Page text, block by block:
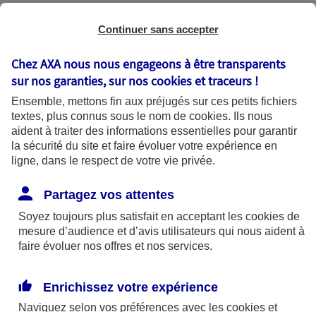
https://agence.axa.fr/distributeur/0004587904
État de conformité
Les pages web :
https://agence.axa.fr/bourgogne-
franche[1]comte/saone-et-loire/macon-
https://agence.axa.fr/distributeur/0002445604
sont partiellement conformes avec le
Continuer sans accepter
Chez AXA nous nous engageons à être transparents
sur nos garanties, sur noscookies et traceurs !
Ensemble, mettons fin aux préjugés sur ces petits fichiers
textes, plus connus sous le nom de cookies. Ils nous
aident à traiter des informations essentielles pour garantir
la sécurité du site et faire évoluer votre expérience en
ligne, dans le respect de votre vie privée.
Partagez vos attentes
Soyez toujours plus satisfait en acceptant les cookies de
mesure d’audience et d’avis utilisateurs qui nous aident à
faire évoluer nos offres et nos services.
Enrichissez votre expérience
Naviguez selon vos préférences avec les cookies et